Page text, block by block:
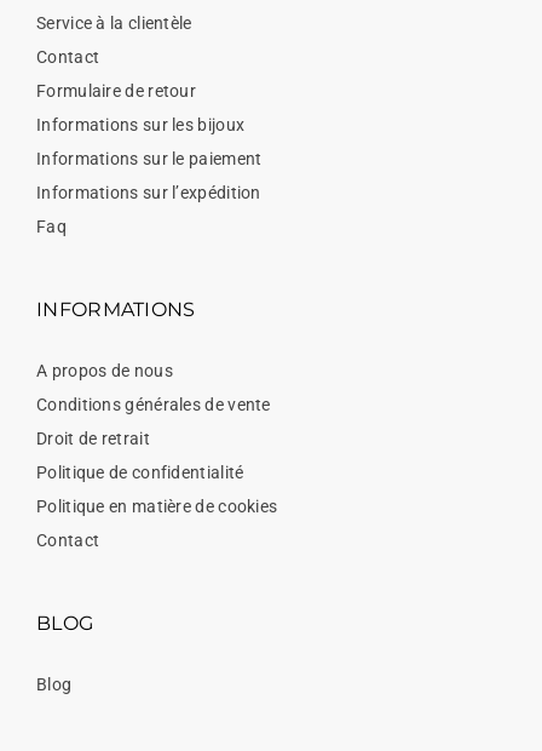
Service à la clientèle
Contact
Formulaire de retour
Informations sur les bijoux
Informations sur le paiement
Informations sur l’expédition
Faq
INFORMATIONS
A propos de nous
Conditions générales de vente
Droit de retrait
Politique de confidentialité
Politique en matière de cookies
Contact
BLOG
Blog